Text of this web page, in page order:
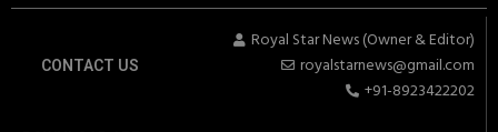
CONTACT US
Royal Star News (Owner & Editor)
royalstarnews@gmail.com
+91-8923422202